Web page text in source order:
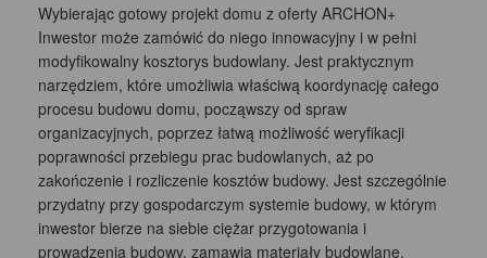
Wybierając gotowy projekt domu z oferty ARCHON+
Inwestor może zamówić do niego innowacyjny i w pełni
modyfikowalny kosztorys budowlany. Jest praktycznym
narzędziem, które umożliwia właściwą koordynację całego
procesu budowu domu, począwszy od spraw
organizacyjnych, poprzez łatwą możliwość weryfikacji
poprawności przebiegu prac budowlanych, aż po
zakończenie i rozliczenie kosztów budowy. Jest szczególnie
przydatny przy gospodarczym systemie budowy, w którym
inwestor bierze na siebie ciężar przygotowania i
prowadzenia budowy, zamawia materiały budowlane,